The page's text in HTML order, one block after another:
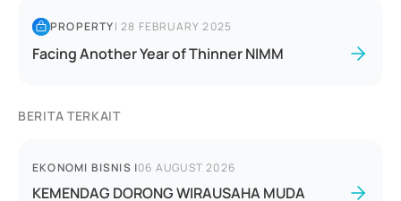
PROPERTY|28 FEBRUARY 2025
Facing Another Year of Thinner NIMM
BERITA TERKAIT
EKONOMI BISNIS |06 AUGUST 2026
KEMENDAG DORONG WIRAUSAHA MUDA